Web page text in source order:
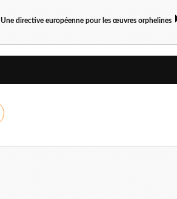
Une directive européenne pour les œuvres orphelines